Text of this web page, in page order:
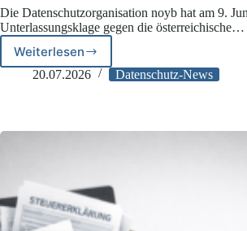
Die Datenschutzorganisation noyb hat am 9.
Unterlassungsklage gegen die österreichische…
WeiterlesenUnterlassungs-
und
Datenschutzrechtliche
Bonitätsscoring
20.07.2026 Datenschutz-News